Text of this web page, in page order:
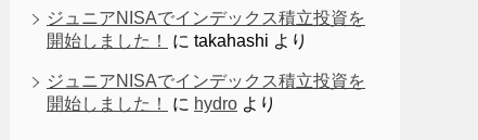
ジュニアNISAでインデックス積立投資を
開始しました！
に takahashi より
ジュニアNISAでインデックス積立投資を
開始しました！
に hydro より